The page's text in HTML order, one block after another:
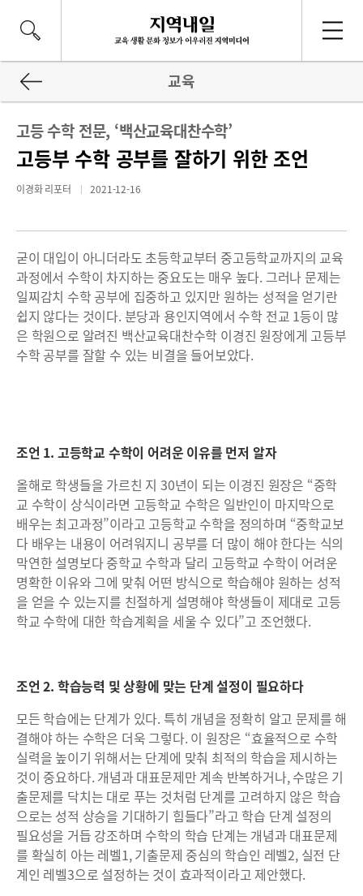
교육
고등 수학 전문, ‘백산교육대찬수학’
고등부 수학 공부를 잘하기 위한 조언
이경화 리포터 2021-12-16
굳이 대입이 아니더라도 초등학교부터 중고등학교까지의 교육
과정에서 수학이 차지하는 중요도는 매우 높다. 그러나 문제는
일찌감치 수학 공부에 집중하고 있지만 원하는 성적을 얻기란
쉽지 않다는 것이다. 분당과 용인지역에서 수학 전교 1등이 많
은 학원으로 알려진 백산교육대찬수학 이경진 원장에게 고등부
수학 공부를 잘할 수 있는 비결을 들어보았다.
조언 1. 고등학교 수학이 어려운 이유를 먼저 알자
올해로 학생들을 가르친 지 30년이 되는 이경진 원장은 “중학
교 수학이 상식이라면 고등학교 수학은 일반인이 마지막으로
배우는 최고과정”이라고 고등학교 수학을 정의하며 “중학교보
다 배우는 내용이 어려워지니 공부를 더 많이 해야 한다는 식의
막연한 설명보다 중학교 수학과 달리 고등학교 수학이 어려운
명확한 이유와 그에 맞춰 어떤 방식으로 학습해야 원하는 성적
을 얻을 수 있는지를 친절하게 설명해야 학생들이 제대로 고등
학교 수학에 대한 학습계획을 세울 수 있다”고 조언했다.
조언 2. 학습능력 및 상황에 맞는 단계 설정이 필요하다
모든 학습에는 단계가 있다. 특히 개념을 정확히 알고 문제를 해
결해야 하는 수학은 더욱 그렇다. 이 원장은 “효율적으로 수학
실력을 높이기 위해서는 단계에 맞춰 최적의 학습을 제시하는
것이 중요하다. 개념과 대표문제만 계속 반복하거나, 수많은 기
출문제를 닥치는 대로 푸는 것처럼 단계를 고려하지 않은 학습
으로는 성적 상승을 기대하기 힘들다”라고 학습 단계 설정의
필요성을 거듭 강조하며 수학의 학습 단계는 개념과 대표문제
를 확실히 아는 레벨1, 기출문제 중심의 학습인 레벨2, 실전 단
계인 레벨3으로 설정하는 것이 효과적이라고 제안했다.